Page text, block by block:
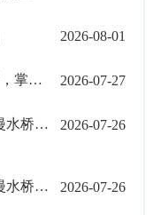
2026-08-01
水利科普∣认清河道堤防险情，掌握应急抢护技巧 2026-07-27
水利科普 | 多少生命止步于漫水桥！汛期安全提醒一定要收下 2026-07-26
水利科普 | 多少生命止步于漫水桥！汛期安全提醒一定要收下 2026-07-26